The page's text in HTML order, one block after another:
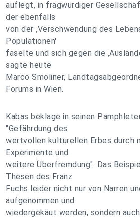
auflegt, in fragwürdiger
der ebenfalls
von der ‚Verschwendung des
Populationen'
faselte und sich gegen die
sagte heute
Marco Smoliner,
Forums in Wien.
Kabas beklage in seinen
"Gefährdung des
wertvollen kulturellen Erbes durch
Experimente und
weitere Überfremdung". Das
Thesen des Franz
Fuchs leider nicht nur von Narren
aufgenommen und
wiedergekäut werden, sondern